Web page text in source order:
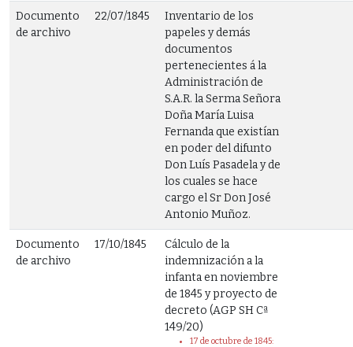
Documento
de archivo
22/07/1845
Inventario de los
papeles y demás
documentos
pertenecientes á la
Administración de
S.A.R. la Serma Señora
Doña María Luisa
Fernanda que existían
en poder del difunto
Don Luís Pasadela y de
los cuales se hace
cargo el Sr Don José
Antonio Muñoz.
Documento
de archivo
17/10/1845
Cálculo de la
indemnización a la
infanta en noviembre
de 1845 y proyecto de
decreto (AGP SH Cª
149/20)
17 de octubre de 1845: